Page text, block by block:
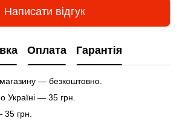
Написати відгук
Оплата Гарантія
— безкоштовно.
— 35 грн.
грн.